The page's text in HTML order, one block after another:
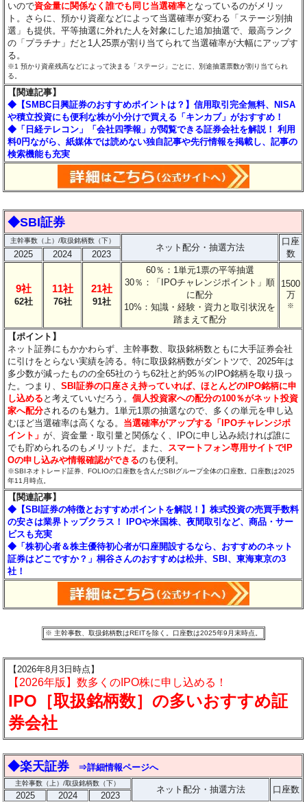
いので資金量に関係なく誰でも同じ当選確率となっているのがメリッ
ト。さらに、預かり資産などによって当選確率が変わる「ステージ別抽
選」も提供。平等抽選に外れた人を対象にした追加抽選で、最高ランク
の「プラチナ」だと1人25票が割り当てられて当選確率が大幅にアップす
る。
※1 預かり資産残高などによって決まる「ステージ」ごとに、別途抽選票数が割り当てられ
る。
【関連記事】
◆【SMBC日興証券のおすすめポイントは？】信用取引完全無料、NISA
や積立投資にも便利な株が小分けで買える「キンカブ」がおすすめ！
◆「日経テレコン」「会社四季報」が閲覧できる証券会社を解説！ 利用
料0円ながら、紙媒体では読めない独自記事や先行情報を掲載し、記事の
検索機能も充実
◆SBI証券
主幹事数（上）/取扱銘柄数（下）
ネット配分・抽選方法
口座
数
2025 2024 2023
9社
62社
11社
76社
21社
91社
60％：1単元1票の平等抽選
30％：「IPOチャレンジポイント」順
に配分
10%：知識・経験・資力と取引状況を
踏まえて配分
1500
万
※
【ポイント】
ネット証券にもかかわらず、主幹事数、取扱銘柄数ともに大手証券会社
に引けをとらない実績を誇る。特に取扱銘柄数がダントツで、2025年は
多少数が減ったものの全65社のうち62社と約95％のIPO銘柄を取り扱っ
た。つまり、SBI証券の口座さえ持っていれば、ほとんどのIPO銘柄に申
し込める と考えていいだろう。個人投資家への配分の100％がネット投資
家へ配分されるのも魅力。1単元1票の抽選なので、多くの単元を申し込
むほど当選確率は高くなる。 当選確率がアップする「IPOチャレンジポ
イント」が、資金量・取引量と関係なく、IPOに申し込み続ければ誰に
でも貯められるのもメリットだ。また、 スマートフォン専用サイトでIP
Oの申し込みや情報確認ができるのも便利。
※SBIネオトレード証券、FOLIOの口座数を含んだSBIグループ全体の口座数。口座数は2025
年11月時点。
【関連記事】
◆【SBI証券の特徴とおすすめポイントを解説！】株式投資の売買手数料
の安さは業界トップクラス！ IPOや米国株、夜間取引など、商品・サー
ビスも充実
◆「株初心者＆株主優待初心者が口座開設するなら、おすすめのネット
証券はどこですか？」桐谷さんのおすすめは松井、SBI、東海東京の3
社！
※ 主幹事数、取扱銘柄数はREITを除く。口座数は2025年9月末時点。
【2026年8月3日時点】
【2026年版】数多くのIPO株に申し込める！
IPO［取扱銘柄数］の多いおすすめ証
券会社
◆楽天証券 ⇒詳細情報ページへ
主幹事数（上）/取扱銘柄数（下）
ネット配分・抽選方法 口座数
2025 2024
2023